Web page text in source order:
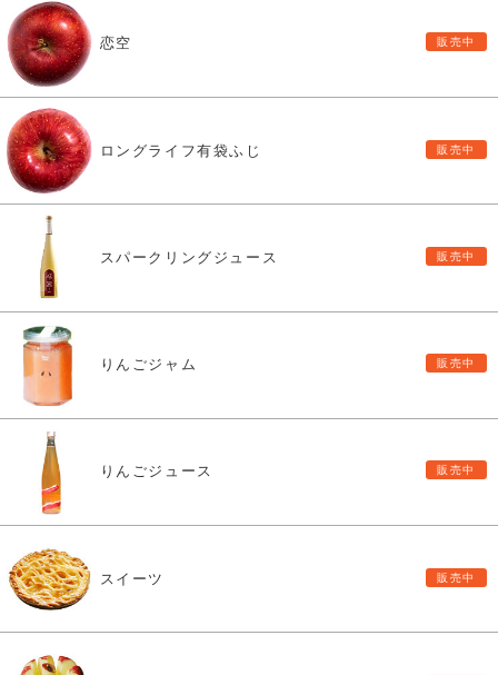
恋空
ロングライフ有袋ふじ
スパークリングジュース
りんごジャム
りんごジュース
スイーツ